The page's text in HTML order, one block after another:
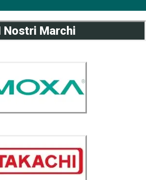
Nostri Marchi